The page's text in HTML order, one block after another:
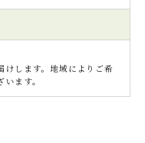
けします。地域によりご希
ます。